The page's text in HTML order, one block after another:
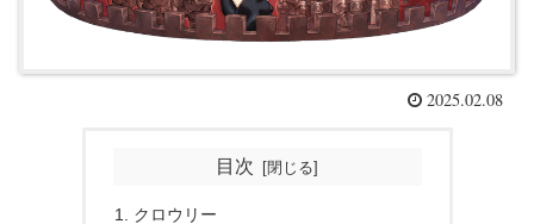
2025.02.08
目次
クロウリー